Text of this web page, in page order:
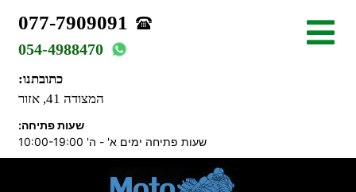
077-7909091
054-4988470
כתובתנו:
המצודה 41, אזור
שעות פתיחה:
שעות פתיחה ימים א' - ה' 10:00-19:00